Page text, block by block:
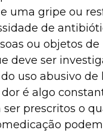
gripe ou
de
ou objetos
deve ser
uso abusivo
é algo
prescritos o